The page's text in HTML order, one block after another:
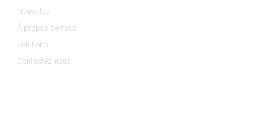
Nouvelles
À propos de nous
Solutions
Contactez-nous